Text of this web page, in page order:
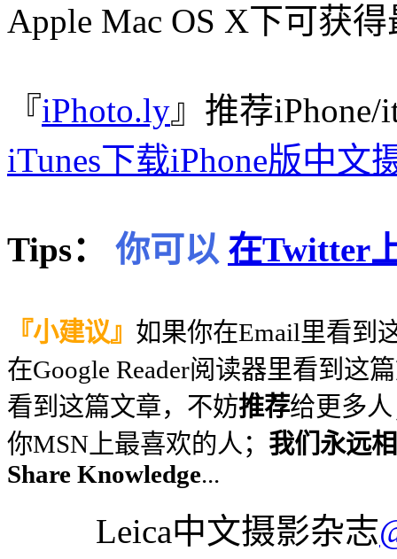
Apple Mac OS X下可获
『iPhoto.ly』推荐iPhone/
iTunes下载iPhone版中文
Tips： 你可以 在Twitter
『小建议』 如果你在Email里看到
在Google Reader阅读器里看到这
看到这篇文章，不妨推荐给更多
你MSN上最喜欢的人； 我们永远
Share Knowledge...
Leica中文摄影杂志